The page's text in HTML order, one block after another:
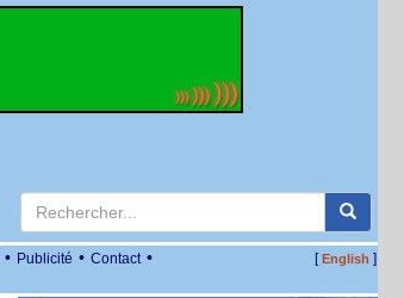
• Publicité • Contact • [English ]